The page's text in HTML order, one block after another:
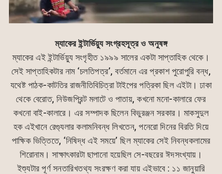
ম্যাকের ইন্টার্ভিয়্যু সংগ্রহসূত্র ও অনুষঙ্গ
ম্যাকের এই ইন্টার্ভিয়্যু সংগৃহীত ১৯৯৯ সালের একটা সাপ্তাহিক থেকে।
সেই সাপ্তাহিকটার নাম ‘চলতিপত্র’, বর্তমানে এর প্রকাশ পুরোপুরি বন্ধ,
যথেষ্ট পাঠক-কাটতির রাজনীতিবিচিত্রা টাইপের পত্রিকা ছিল এইটা। ঢাকা
থেকে বেরোত, নিউজপ্রিন্ট মলাটে ও পাতায়, কখনো মনো-কালারে ফের
কখনো বাই-কালারে। এর সম্পাদক ছিলেন বিভুরঞ্জন সরকার। মাকসুদুল
হক এইখানে রেগ্যুলার কলামনিবন্ধ লিখতেন, পনেরো দিনের বিরতি দিয়ে
পাক্ষিক ভিত্তিতে, ‘নিষিদ্ধ এই সময়ে’ ছিল ম্যাকের সেই নিবন্ধকলামের
শিরোনাম। সাক্ষাৎকারটা ছাপানো হয়েছিল সে-বছরের ঈদসংখ্যায়।
ইশ্যুটার পূর্ণ সনতারিখতথ্য সংরক্ষণ করা যায় এইভাবে : ১১ জানুয়ারি